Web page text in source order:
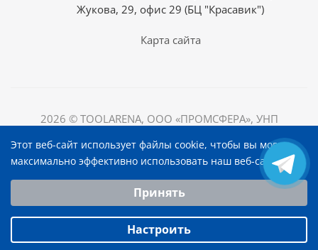
Жукова, 29, офис 29 (БЦ "Красавик")
Карта сайта
2026 © TOOLARENA, ООО «ПРОМСФЕРА», УНП
220036, Республика Беларусь, г. Минск, пр-т Жукова, д.
29, офис 29, БЦ "Красавик"
Этот веб-сайт использует файлы cookie, чтобы вы могли
максимально эффективно использовать наш веб-сайт.
Выберите настройки cookie
Аналитические/Функциональные
Принять
Настроить